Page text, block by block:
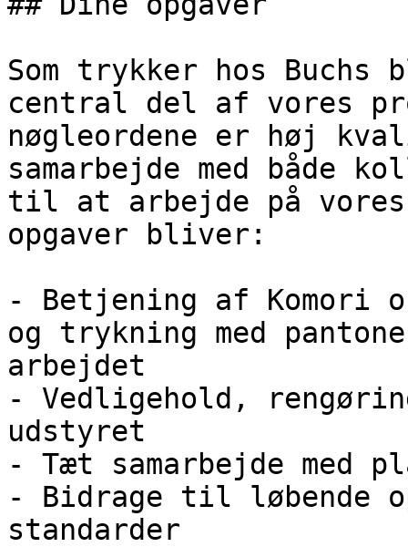
Som trykker hos
central del af vores
nøgleordene er høj
samarbejde med både
til at arbejde på vores
opgaver bliver:
- Betjening af Komori
og trykning med
arbejdet
- Vedligehold,
udstyret
- Tæt samarbejde med
- Bidrage til løbende
standarder